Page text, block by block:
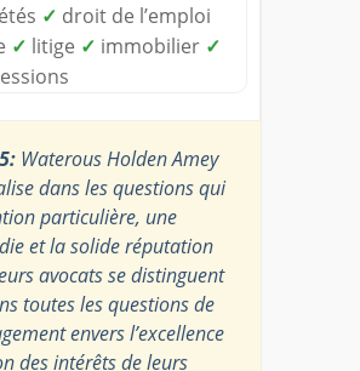
✓ droit de l’emploi
✓ litige ✓ immobilier ✓
Waterous Holden Amey
dans les questions qui
particulière, une
et la solide réputation
avocats se distinguent
toutes les questions de
envers l’excellence
des intérêts de leurs